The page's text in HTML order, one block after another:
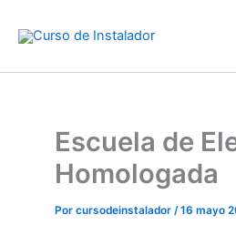
Escuela de
Homologada
Por cursodeinstalador /16 mayo